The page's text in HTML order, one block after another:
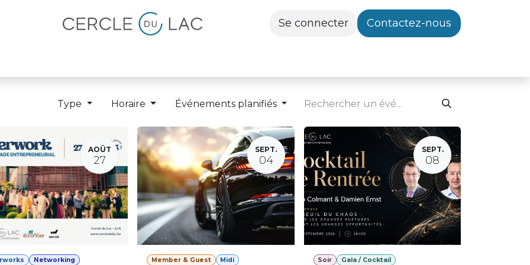
Se connecter Contactez-nous
Type Horaire Événements planifiés
AOÛT
27
Networking
SEPT.
04
Member & Guest
Midi
SEPT.
08
Soir Gala / Cocktail